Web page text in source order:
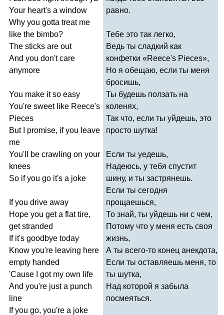
Your heart's a window
Why you gotta treat me
like the bimbo?
The sticks are out
And you don't care
anymore
You make it so easy
You're sweet like Reece's
Pieces
But
promise, if you leave
me
You'll
be crawling on your
knees
So if you go it's a joke
If you drive away
Hope you get a flat tire,
get stranded
If it's goodbye today
Know you're leaving here
empty handed
'Cause got my own life
And you're just a punch
line
If you go, you're a joke
равно.
Тебе это так легко,
Ведь ты сладкий как
конфетки «Reece's Pieces»,
Но я обещаю, если ты меня
бросишь,
Ты будешь ползать на
коленях,
Так что, если ты уйдешь, это
просто шутка!
Если ты уедешь,
Надеюсь, у тебя спустит
шину, и ты застрянешь.
Если ты сегодня
прощаешься,
То знай, ты уйдешь ни с чем,
Потому что у меня есть своя
жизнь,
А ты всего-то конец анекдота,
Если ты оставляешь меня, то
ты шутка,
Над которой я забыла
посмеяться.